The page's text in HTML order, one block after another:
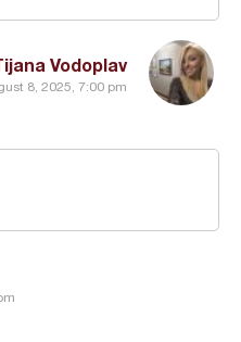
Vodoplav
8, 2025, 7:00 pm